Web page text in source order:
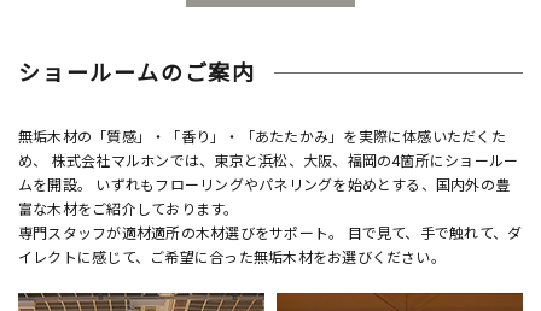
ショールームのご案内
無垢木材の「質感」・「香り」・「あたたかみ」を実際に体感いただくた
め、 株式会社マルホンでは、東京と浜松、大阪、福岡の4箇所にショールー
ムを開設。 いずれもフローリングやパネリングを始めとする、国内外の豊
富な木材をご紹介しております。
専門スタッフが適材適所の木材選びをサポート。 目で見て、手で触れて、ダ
イレクトに感じて、ご希望に合った無垢木材をお選びください。